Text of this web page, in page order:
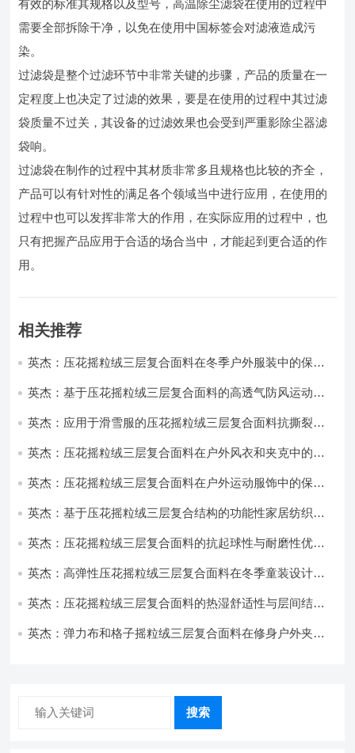
有效的标准其规格以及型号，高温除尘滤袋在使用的过程中
需要全部拆除干净，以免在使用中国标签会对滤液造成污
染。
过滤袋是整个过滤环节中非常关键的步骤，产品的质量在一
定程度上也决定了过滤的效果，要是在使用的过程中其过滤
袋质量不过关，其设备的过滤效果也会受到严重影除尘器滤
袋响。
过滤袋在制作的过程中其材质非常多且规格也比较的齐全，
产品可以有针对性的满足各个领域当中进行应用，在使用的
过程中也可以发挥非常大的作用，在实际应用的过程中，也
只有把握产品应用于合适的场合当中，才能起到更合适的作
用。
相关推荐
英杰：压花摇粒绒三层复合面料在冬季户外服装中的保暖
英杰：基于压花摇粒绒三层复合面料的高透气防风运动服
英杰：应用于滑雪服的压花摇粒绒三层复合面料抗撕裂与
英杰：压花摇粒绒三层复合面料在户外风衣和夹克中的应
英杰：压花摇粒绒三层复合面料在户外运动服饰中的保暖
英杰：基于压花摇粒绒三层复合结构的功能性家居纺织品
英杰：压花摇粒绒三层复合面料的抗起球性与耐磨性优化
英杰：高弹性压花摇粒绒三层复合面料在冬季童装设计中
英杰：压花摇粒绒三层复合面料的热湿舒适性与层间结合
英杰：弹力布和格子摇粒绒三层复合面料在修身户外夹克
搜索